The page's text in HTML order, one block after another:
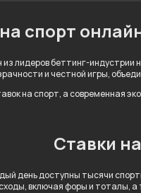
спорт
лидеров беттинг-
и честной игры,
на спорт, а современная
Ставки
день доступны тысячи
включая форы и тоталы,